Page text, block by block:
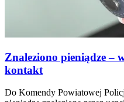
Znaleziono pieniądze –
kontakt
Do Komendy Powiatowej